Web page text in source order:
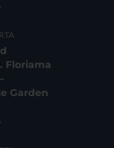
Floriama
Garden